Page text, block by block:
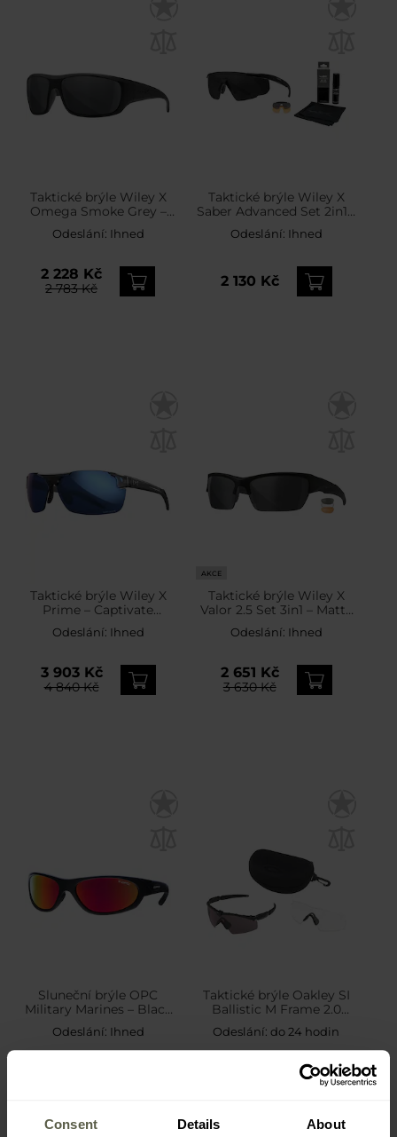
Consent Details About
Taktické brýle Wiley X
Omega Smoke Grey –
Matte Black
Odeslání: Ihned
2 228 Kč
2 783 Kč
Taktické brýle Wiley X
Saber Advanced Set 2in1 -
Smoke Grey/Light
Rust/Matte Black + Anti-
Odeslání: Ihned
2 130 Kč
Taktické brýle Wiley X
Prime – Captivate
Polarized Blue Mirror /
Gloss Crystal Grey
Odeslání: Ihned
3 903 Kč
4 840 Kč
AKCE
Taktické brýle Wiley X
Valor 2.5 Set 3in1 – Matte
Black
Odeslání: Ihned
2 651 Kč
3 630 Kč
Sluneční brýle OPC
Military Marines – Black
Matt Red Revo s
polarizací
Odeslání: Ihned
Taktické brýle Oakley SI
Ballistic M Frame 2.0
Strike – 2LS
Odeslání:do 24 hodin